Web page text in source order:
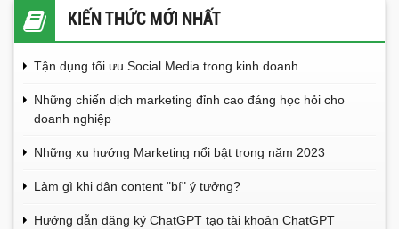
KIẾN THỨC MỚI NHẤT
Tận dụng tối ưu Social Media trong kinh doanh
Những chiến dịch marketing đỉnh cao đáng học hỏi cho
doanh nghiệp
Những xu hướng Marketing nổi bật trong năm 2023
Làm gì khi dân content "bí" ý tưởng?
Hướng dẫn đăng ký ChatGPT tạo tài khoản ChatGPT